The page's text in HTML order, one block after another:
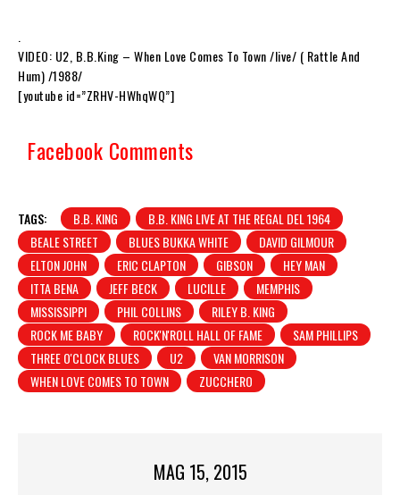
VIDEO: U2, B.B.King – When Love Comes To Town /live/ ( Rattle And
Hum) /1988/
[youtube id=”ZRHV-HWhqWQ”]
Facebook Comments
TAGS: B.B. KING
B.B. KING LIVE AT THE REGAL DEL 1964
BEALE STREET
BLUES BUKKA WHITE
DAVID GILMOUR
ELTON JOHN
ERIC CLAPTON GIBSON
HEY MAN
ITTA BENA
JEFF BECK LUCILLE
MEMPHIS
MISSISSIPPI
PHIL COLLINS
RILEY B. KING
ROCK ME BABY
ROCK'N'ROLL HALL OF FAME
SAM PHILLIPS
THREE O'CLOCK BLUES
U2
VAN MORRISON
WHEN LOVE COMES TO TOWN
ZUCCHERO
MAG 15, 2015